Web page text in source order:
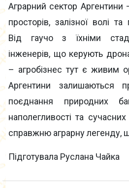
Аграрний сектор Аргентини
просторів, залізної волі та
Від гаучо з їхніми
інженерів, що керують
– агробізнес тут є живим
Аргентини залишаються
поєднання природних
наполегливості та
справжню аграрну легенду,
Підготувала Руслана Чайка